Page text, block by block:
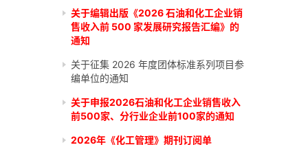
关于编辑出版《2026 石油和化工企业销
售收入前 500 家发展研究报告汇编》的
通知
关于征集 2026 年度团体标准系列项目参
编单位的通知
关于申报2026石油和化工企业销售收入
前500家、分行业企业前100家的通知
2026年《化工管理》期刊订阅单